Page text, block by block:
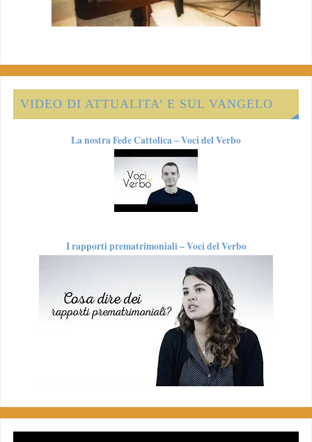
VIDEO DI ATTUALITA’ E SUL VANGELO
La nostra Fede Cattolica – Voci del Verbo
I rapporti prematrimoniali – Voci del Verbo